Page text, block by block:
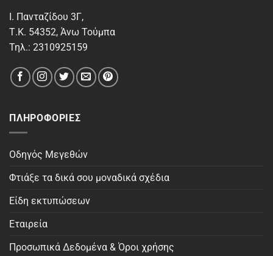
Ι. Πανταζίδου 3Γ,
Τ.Κ. 54352, Άνω Τούμπα
Τηλ.: 2310925159
ΠΛΗΡΟΦΟΡΊΕΣ
Οδηγός Μεγεθών
Φτιάξε τα δικά σου μοναδικά σχέδια
Είδη εκτυπώσεων
Εταιρεία
Προσωπικά Δεδομένα & Όροι χρήσης